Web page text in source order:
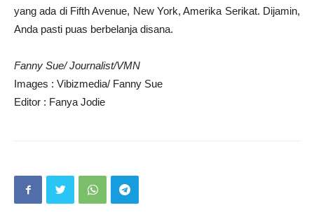
yang ada di Fifth Avenue, New York, Amerika Serikat. Dijamin,
Anda pasti puas berbelanja disana.
Fanny Sue/ Journalist/VMN
Images : Vibizmedia/ Fanny Sue
Editor : Fanya Jodie